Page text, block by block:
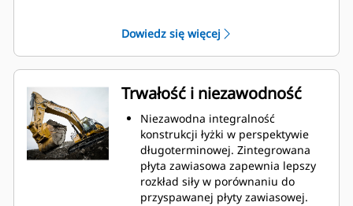
materiału na łyżkę. Zwiększony
prześwit lemiesza zapewnia
zmniejszony opór dolnej części
łyżki, co obniża koszty związane z
konserwacją.
Zużycie paliwa jest najwyższe
podczas kopania. Łyżki Cat
gwarantują szybkie cięcie
materiału w celu zwiększenia
ogólnej wydajności pracy maszyny.
Możesz załadować większą ilość
Dowiedz się więcej
Trwałość i niezawodność
Niezawodna integralność
konstrukcji łyżki w perspektywie
długoterminowej. Zintegrowana
płyta zawiasowa zapewnia lepszy
rozkład siły w porównaniu do
przyspawanej płyty zawiasowej.